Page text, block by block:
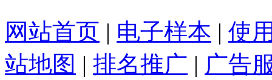
网站首页 | 电子样本 | 使
站地图 | 排名推广 | 广告